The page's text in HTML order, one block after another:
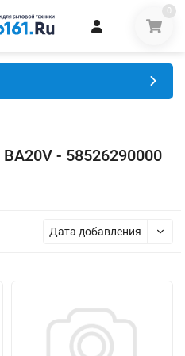
0
- 58526290000
Дата добавления